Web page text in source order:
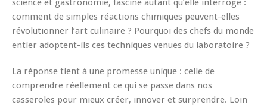
science et gastronomie, fascine autant qu’elle interroge :
comment de simples réactions chimiques peuvent-elles
révolutionner l’art culinaire ? Pourquoi des chefs du monde
entier adoptent-ils ces techniques venues du laboratoire ?
La réponse tient à une promesse unique : celle de
comprendre réellement ce qui se passe dans nos
casseroles pour mieux créer, innover et surprendre. Loin